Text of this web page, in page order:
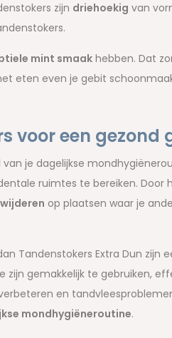
zijn driehoekig van
mint smaakhebben. Dat
eten even je gebit
voor een gezond
je dagelijkse
ruimtes te bereiken. Door
op plaatsen waar je
Tandenstokers Extra Dun zijn
zijn gemakkelijk te gebruiken,
en
mondhygiëneroutine.